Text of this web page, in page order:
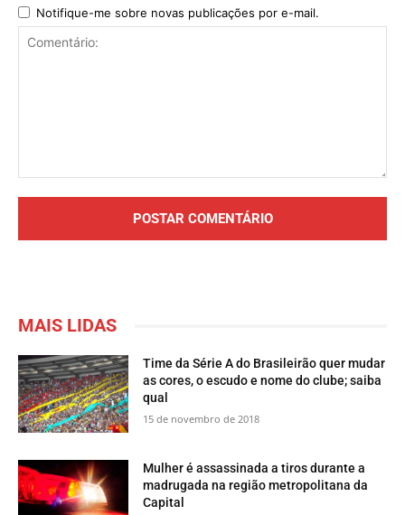
Notifique-me sobre novas publicações por e-mail.
MAIS LIDAS
Time da Série A do Brasileirão quer mudar
as cores, o escudo e nome do clube; saiba
qual
15 de novembro de 2018
Mulher é assassinada a tiros durante a
madrugada na região metropolitana da
Capital